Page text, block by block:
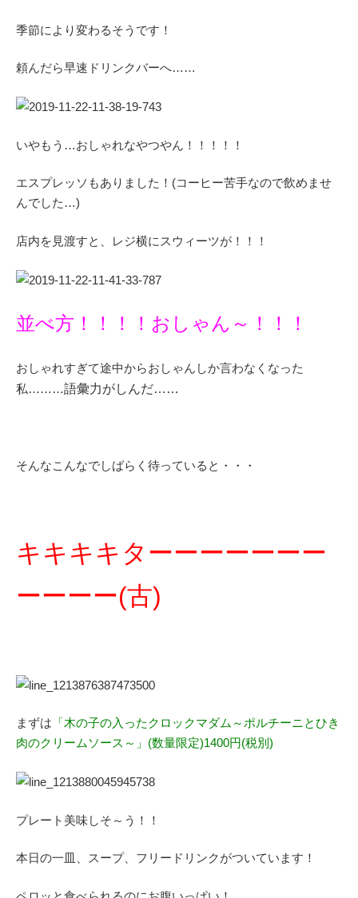
季節により変わるそうです！
頼んだら早速ドリンクバーへ……
いやもう…おしゃれなやつやん！！！！！
エスプレッソもありました！(コーヒー苦手なので飲めませ
んでした…)
店内を見渡すと、レジ横にスウィーツが！！！
並べ方！！！！おしゃん～！！！
おしゃれすぎて途中からおしゃんしか言わなくなった
私………語彙力がしんだ……
そんなこんなでしばらく待っていると・・・
キキキキターーーーーーー
ーーーー(古)
まずは 「木の子の入ったクロックマダム～ポルチーニとひき
肉のクリームソース～」(数量限定)1400円(税別)
プレート美味しそ～う！！
本日の一皿、スープ、フリードリンクがついています！